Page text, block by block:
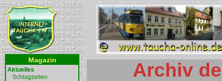
Magazin
Aktuelles
Schlagzeilen
Archiv